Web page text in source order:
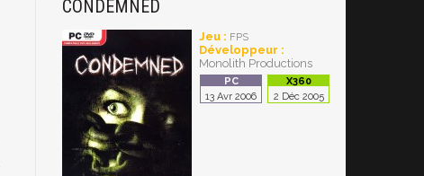
CONDEMNED
Jeu : FPS
Développeur :
Monolith Productions
13 Avr 2006 2 Déc 2005